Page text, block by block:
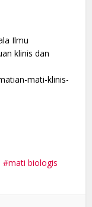
Ilmu
klinis dan
mati-klinis-
mati biologis